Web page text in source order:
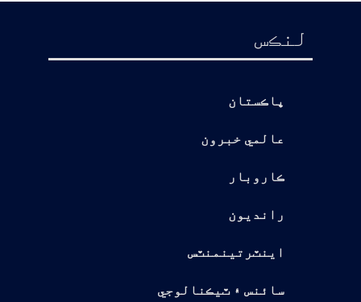
لنڪس
پاڪستان
عالمي خبرون
ڪاروبار
رانديون
اينٽرتينمنٽس
سائنس ۽ ٽيڪنالوجي